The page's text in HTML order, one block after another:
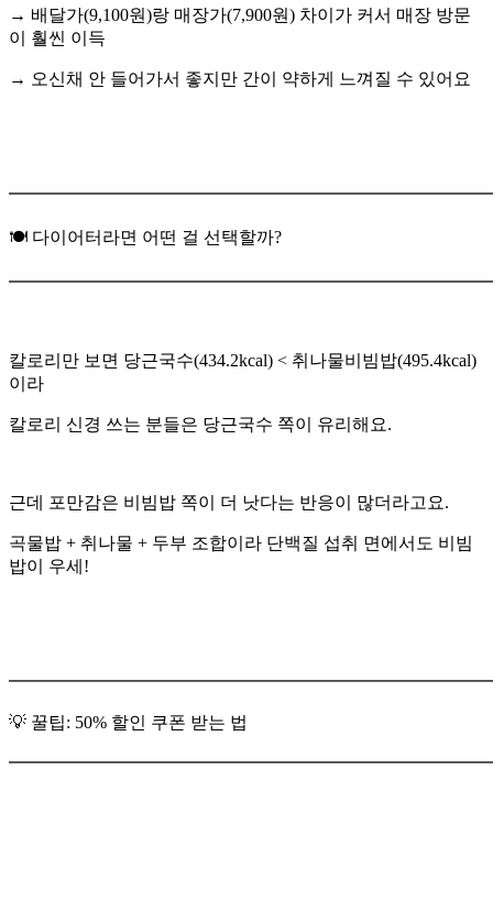
→ 배달가(9,100원)랑 매장가(7,900원) 차이가 커서 매장 방문
이 훨씬 이득
→ 오신채 안 들어가서 좋지만 간이 약하게 느껴질 수 있어요
🍽 다이어터라면 어떤 걸 선택할까?
칼로리만 보면 당근국수(434.2kcal) < 취나물비빔밥(495.4kcal)
이라
칼로리 신경 쓰는 분들은 당근국수 쪽이 유리해요.
근데 포만감은 비빔밥 쪽이 더 낫다는 반응이 많더라고요.
곡물밥 + 취나물 + 두부 조합이라 단백질 섭취 면에서도 비빔
밥이 우세!
💡 꿀팁: 50% 할인 쿠폰 받는 법